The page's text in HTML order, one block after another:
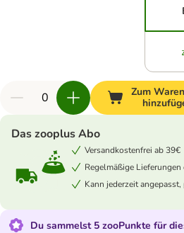
Zum
Das zooplus Abo
Versandkostenfrei ab 39€
Regelmäßige Lieferungen
Kann jederzeit
Du sammelst 5 zooPunkte für